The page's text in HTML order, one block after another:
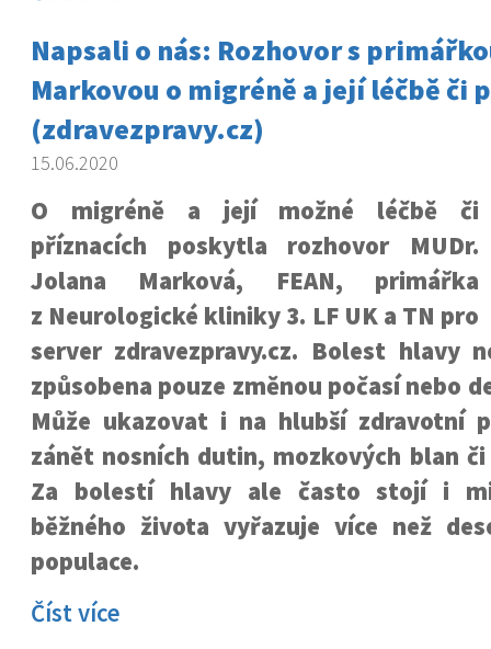
Napsali o nás: Rozhovor s
Markovou o migréně a její léčbě či
(zdravezpravy.cz)
15.06.2020
O migréně a její možné léčbě či
příznacích poskytla rozhovor MUDr.
Jolana Marková, FEAN, primářka
z Neurologické kliniky 3. LF UK a TN pro
server zdravezpravy.cz. Bolest hlavy
způsobena pouze změnou počasí nebo
Může ukazovat i na hlubší zdravotní
zánět nosních dutin, mozkových blan
Za bolestí hlavy ale často stojí i
běžného života vyřazuje více než
populace.
Číst více